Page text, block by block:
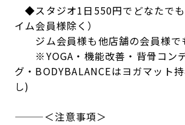
◆スタジオ1日550円でどなたで
イム会員様除く）
ジム会員様も他店舗の会員様で
※YOGA・機能改善・背骨コン
グ・BODYBALANCEはヨガマット
し)
———＜注意事項＞